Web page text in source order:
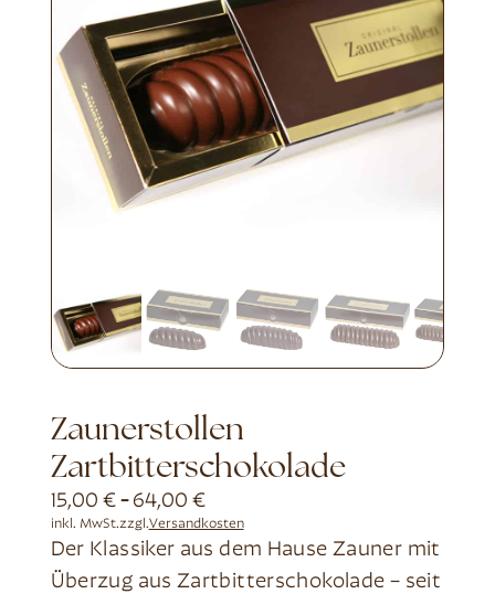
Zaunerstollen
Zartbitterschokolade
15,00 €- 64,00 €
inkl. MwSt.zzgl.Versandkosten
Der Klassiker aus dem Hause Zauner mit
Überzug aus Zartbitterschokolade – seit